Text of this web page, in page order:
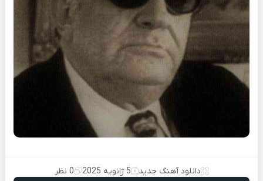
دانلود آهنگ جدید 5 ژانویه 2025
0 نظر